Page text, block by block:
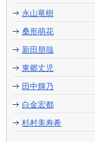
永山竜樹
桑形萌花
新田朋哉
東郷丈児
田中輝乃
白金宏都
杉村美寿希